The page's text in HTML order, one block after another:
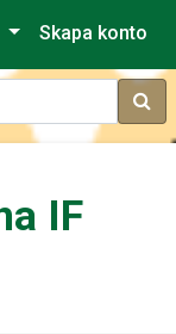
Skapa konto
Sök
IF